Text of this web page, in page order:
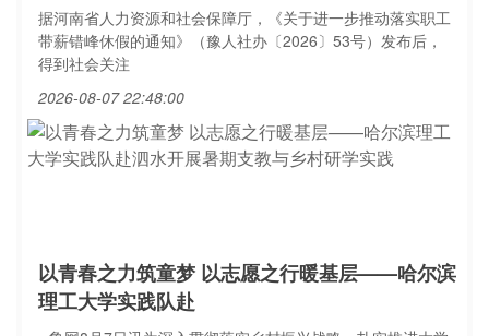
据河南省人力资源和社会保障厅，《关于进一步推动落实职工
带薪错峰休假的通知》（豫人社办〔2026〕53号）发布后，
得到社会关注
2026-08-07 22:48:00
以青春之力筑童梦 以志愿之行暖基层——哈尔滨
理工大学实践队赴